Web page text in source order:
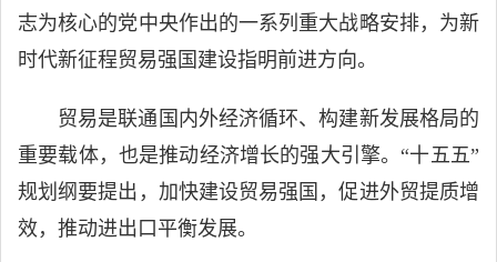
志为核心的党中央作出的一系列重大战略安排，为新
时代新征程贸易强国建设指明前进方向。
贸易是联通国内外经济循环、构建新发展格局的
重要载体，也是推动经济增长的强大引擎。“十五五”
规划纲要提出，加快建设贸易强国，促进外贸提质增
效，推动进出口平衡发展。